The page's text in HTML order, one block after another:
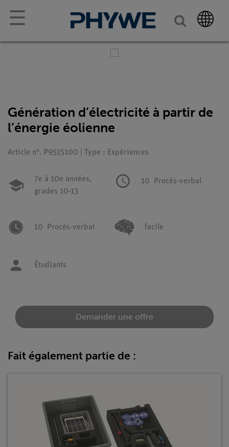
☰
Génération d’électricité à partir de
l’énergie éolienne
Article n°. P9515100 | Type : Expériences
7e à 10e années,
grades 10-13
10 Procès-verbal
10 Procès-verbal facile
Étudiants
Demander une offre
Fait également partie de :